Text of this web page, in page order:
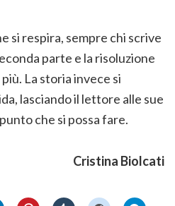
si respira, sempre chi scrive
parte e la risoluzione
La storia invece si
lasciando il lettore alle sue
che si possa fare.
Cristina Biolcati